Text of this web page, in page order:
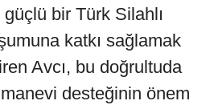
bir Türk Silahlı
katkı sağlamak
Avcı, bu doğrultuda
desteğinin önem